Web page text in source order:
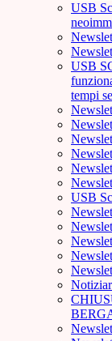
USB
USB
tempi
USB